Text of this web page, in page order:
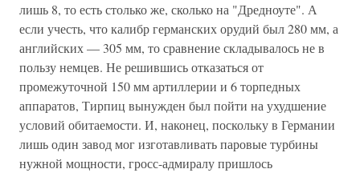
лишь 8, то есть столько же, сколько на "Дредноуте". А
если учесть, что калибр германских орудий был 280 мм, а
английских — 305 мм, то сравнение складывалось не в
пользу немцев. Не решившись отказаться от
промежуточной 150 мм артиллерии и 6 торпедных
аппаратов, Тирпиц вынужден был пойти на ухудшение
условий обитаемости. И, наконец, поскольку в Германии
лишь один завод мог изготавливать паровые турбины
нужной мощности, гросс-адмиралу пришлось